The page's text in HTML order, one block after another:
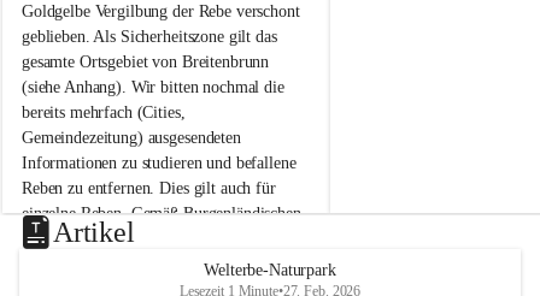
n
b
r
u
n
n
a
m
N
e
u
s
Goldgelbe Vergilbung der Rebe verschont
geblieben. Als Sicherheitszone gilt das
gesamte Ortsgebiet von Breitenbrunn
(siehe Anhang). Wir bitten nochmal die
bereits mehrfach (Cities,
Gemeindezeitung) ausgesendeten
Informationen zu studieren und befallene
Reben zu entfernen. Dies gilt auch für
einzelne Reben. Gemäß Burgenländischen
Weinbaugesetz sind nicht gepflegte oder
unzulässige Weingärten zu roden! Bitte
helfen wir zusammen um unsere Winzer
u
e
Artikel
Welterbe-Naturpark
Lesezeit 1 Minute•27. Feb. 2026